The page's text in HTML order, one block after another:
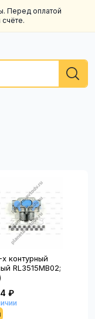
Перед оплатой
контурный
RL3515MB02;
₽